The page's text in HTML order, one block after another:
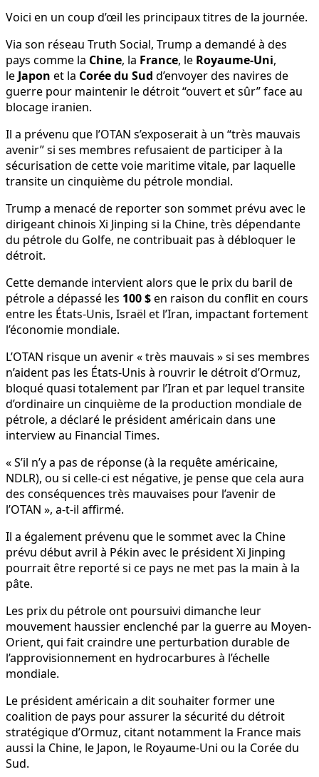
Voici en un coup d’œil les principaux titres de la journée.
Via son réseau Truth Social, Trump a demandé à des
pays comme la Chine, la France, le Royaume-Uni,
le Japon et la Corée du Sud d’envoyer des navires de
guerre pour maintenir le détroit “ouvert et sûr” face au
blocage iranien.
Il a prévenu que l’OTAN s’exposerait à un “très mauvais
avenir” si ses membres refusaient de participer à la
sécurisation de cette voie maritime vitale, par laquelle
transite un cinquième du pétrole mondial.
Trump a menacé de reporter son sommet prévu avec le
dirigeant chinois Xi Jinping si la Chine, très dépendante
du pétrole du Golfe, ne contribuait pas à débloquer le
détroit.
Cette demande intervient alors que le prix du baril de
pétrole a dépassé les 100 $en raison du conflit en cours
entre les États-Unis, Israël et l’Iran, impactant fortement
l’économie mondiale.
L’OTAN risque un avenir « très mauvais » si ses membres
n’aident pas les États-Unis à rouvrir le détroit d’Ormuz,
bloqué quasi totalement par l’Iran et par lequel transite
d’ordinaire un cinquième de la production mondiale de
pétrole, a déclaré le président américain dans une
interview au Financial Times.
« S’il n’y a pas de réponse (à la requête américaine,
NDLR), ou si celle-ci est négative, je pense que cela aura
des conséquences très mauvaises pour l’avenir de
l’OTAN », a-t-il affirmé.
Il a également prévenu que le sommet avec la Chine
prévu début avril à Pékin avec le président Xi Jinping
pourrait être reporté si ce pays ne met pas la main à la
pâte.
Les prix du pétrole ont poursuivi dimanche leur
mouvement haussier enclenché par la guerre au Moyen-
Orient, qui fait craindre une perturbation durable de
l’approvisionnement en hydrocarbures à l’échelle
mondiale.
Le président américain a dit souhaiter former une
coalition de pays pour assurer la sécurité du détroit
stratégique d’Ormuz, citant notamment la France mais
aussi la Chine, le Japon, le Royaume-Uni ou la Corée du
Sud.